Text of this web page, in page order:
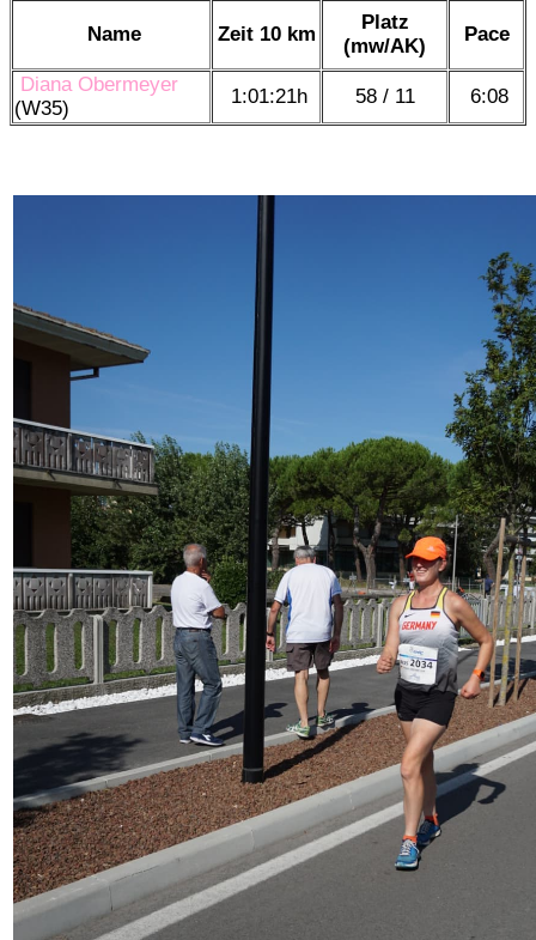
Name Zeit 10 km
Platz
(mw/AK)
Pace
Diana Obermeyer
(W35)
1:01:21h 58 / 11 6:08